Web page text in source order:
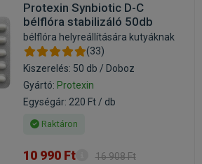
Protexin Synbiotic D-C
bélflóra stabilizáló 50db
bélflóra helyreállítására kutyáknak
(33)
Kiszerelés: 50 db / Doboz
Gyártó: Protexin
Egységár: 220 Ft / db
Raktáron
10 990 Ft 16 908 Ft